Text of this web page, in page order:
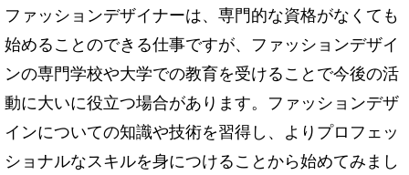
ファッションデザイナーは、専門的な資格がなくても
始めることのできる仕事ですが、ファッションデザイ
ンの専門学校や大学での教育を受けることで今後の活
動に大いに役立つ場合があります。ファッションデザ
インについての知識や技術を習得し、よりプロフェッ
ショナルなスキルを身につけることから始めてみまし